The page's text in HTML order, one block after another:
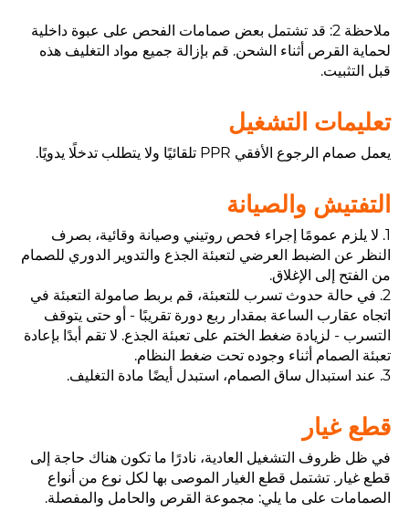
ملاحظة 2: قد تشتمل بعض صمامات الفحص على عبوة داخلية
لحماية القرص أثناء الشحن. قم بإزالة جميع مواد التغليف هذه
قبل التثبيت.
تعليمات التشغيل
يعمل صمام الرجوع الأفقي PPR تلقائيًا ولا يتطلب تدخلًا يدويًا.
التفتيش والصيانة
1. لا يلزم عمومًا إجراء فحص روتيني وصيانة وقائية، بصرف
النظر عن الضبط العرضي لتعبئة الجذع والتدوير الدوري للصمام
من الفتح إلى الإغلاق.
2. في حالة حدوث تسرب للتعبئة، قم بربط صامولة التعبئة في
اتجاه عقارب الساعة بمقدار ربع دورة تقريبًا - أو حتى يتوقف
التسرب - لزيادة ضغط الختم على تعبئة الجذع. لا تقم أبدًا بإعادة
تعبئة الصمام أثناء وجوده تحت ضغط النظام.
3. عند استبدال ساق الصمام، استبدل أيضًا مادة التغليف.
قطع غيار
في ظل ظروف التشغيل العادية، نادرًا ما تكون هناك حاجة إلى
قطع غيار. تشتمل قطع الغيار الموصى بها لكل نوع من أنواع
الصمامات على ما يلي: مجموعة القرص والحامل والمفصلة.